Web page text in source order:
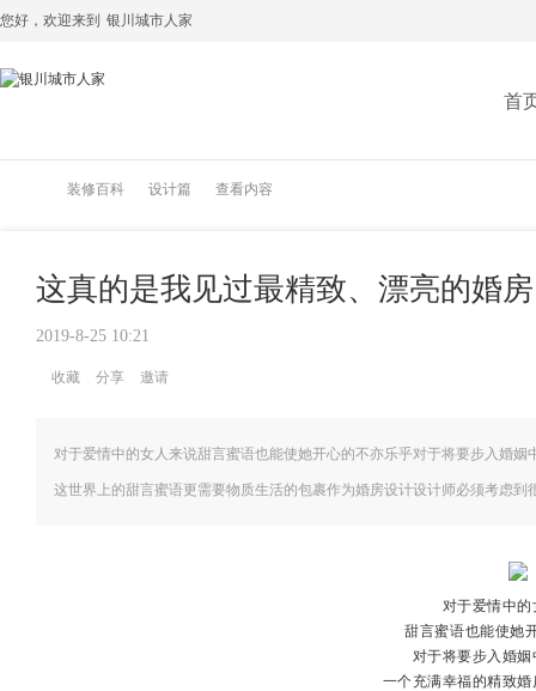
您好，欢迎来到 银川城市人家
首
›
装修百科 设计篇 查看内容
这真的是我见过最精致、漂亮的婚
2019-8-25 10:21
收藏 分享 邀请
对于爱情中的女人来说甜言蜜语也能使她开心的不亦乐乎对于将要步入婚
这世界上的甜言蜜语更需要物质生活的包裹作为婚房设计设计师必须考虑到
对于爱情中
甜言蜜语也能使她
对于将要步入婚
一个充满幸福的精致